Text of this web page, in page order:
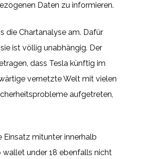
Daten zu informieren.
die Chartanalyse am. Dafür
ist völlig unabhängig. Der
dass Tesla künftig im
vernetzte Welt mit vielen
aufgetreten,
Einsatz mitunter innerhalb
wallet under 18 ebenfalls nicht